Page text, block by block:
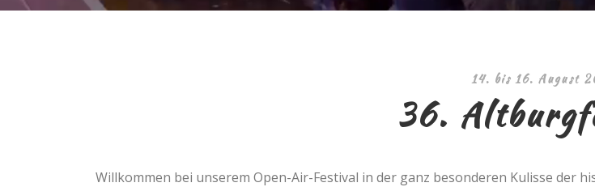
14. bis 16. August
36.
Willkommen bei unserem Open-Air-Festival in der ganz besonderen Kulisse der